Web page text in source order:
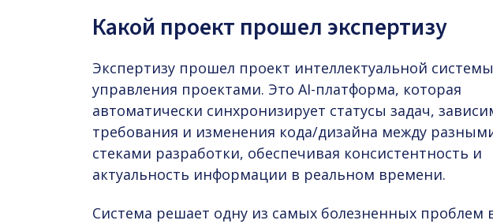
Какой проект прошел экспертизу
Экспертизу прошел проект интеллектуальной системы
управления проектами. Это AI-платформа, которая
автоматически синхронизирует статусы задач,
требования и изменения кода/дизайна между
стеками разработки, обеспечивая консистентность и
актуальность информации в реальном времени.
Cистема решает одну из самых болезненных проблем